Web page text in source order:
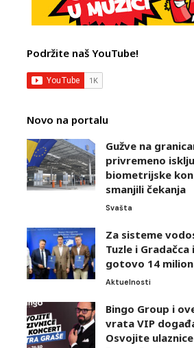
Podržite naš YouTube!
Novo na portalu
Gužve na
privremeno
biometrijske
smanjili čekanja
Svašta
Za sisteme
Tuzle i
gotovo 14
Aktuelnosti
Bingo Group i
vrata VIP
Osvojite